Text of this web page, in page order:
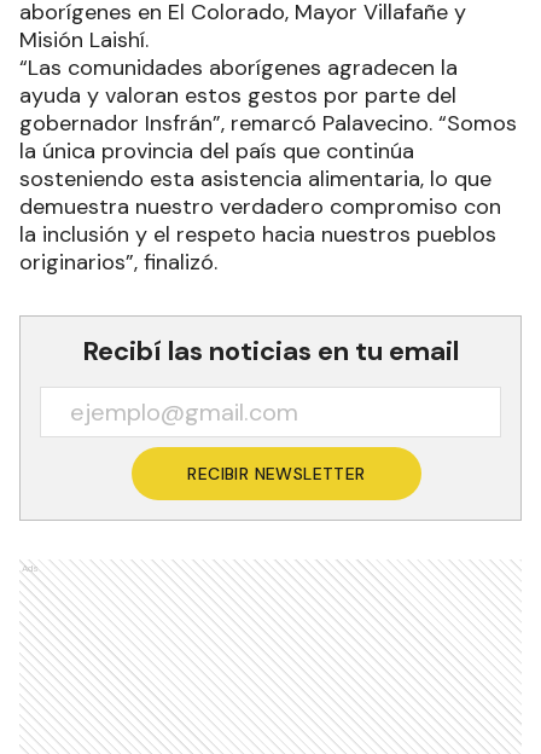
aborígenes en El Colorado, Mayor Villafañe y
Misión Laishí.
“Las comunidades aborígenes agradecen la
ayuda y valoran estos gestos por parte del
gobernador Insfrán”, remarcó Palavecino. “Somos
la única provincia del país que continúa
sosteniendo esta asistencia alimentaria, lo que
demuestra nuestro verdadero compromiso con
la inclusión y el respeto hacia nuestros pueblos
originarios”, finalizó.
Recibí las noticias en tu email
RECIBIR NEWSLETTER
Ads